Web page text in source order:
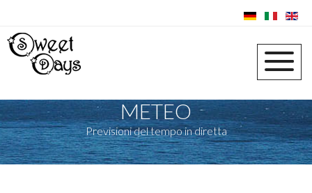
METEO
Previsioni del tempo in diretta